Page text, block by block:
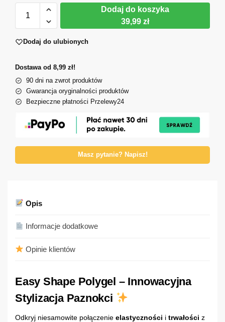
Dodaj do koszyka
39,99 zł
Dodaj do ulubionych
Dostawa od 8,99 zł!
90 dni na zwrot produktów
Gwarancja oryginalności produktów
Bezpieczne płatności Przelewy24
Masz pytanie? Napisz!
Opis
Informacje dodatkowe
Opinie klientów
Easy Shape Polygel – Innowacyjna
Stylizacja Paznokci
Odkryj niesamowite połączenie elastyczności i trwałości z